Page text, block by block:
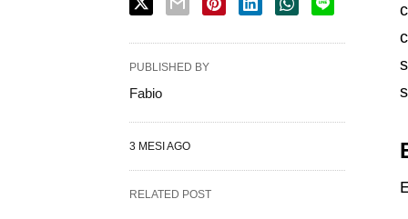
PUBLISHED BY
Fabio
3 MESI AGO
RELATED POST